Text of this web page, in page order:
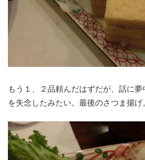
もう１、２品頼んだはずだが、話に
を失念したみたい。最後のさつま揚げ